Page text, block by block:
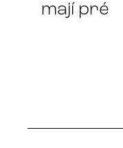
mají pré